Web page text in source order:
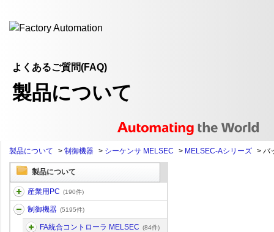
よくあるご質問(FAQ)
製品について
製品について > 制御機器 > シーケンサ MELSEC > MELSEC-Aシリーズ > バ
製品について
産業用PC (190件)
制御機器 (5195件)
FA統合コントローラ MELSEC (84件)